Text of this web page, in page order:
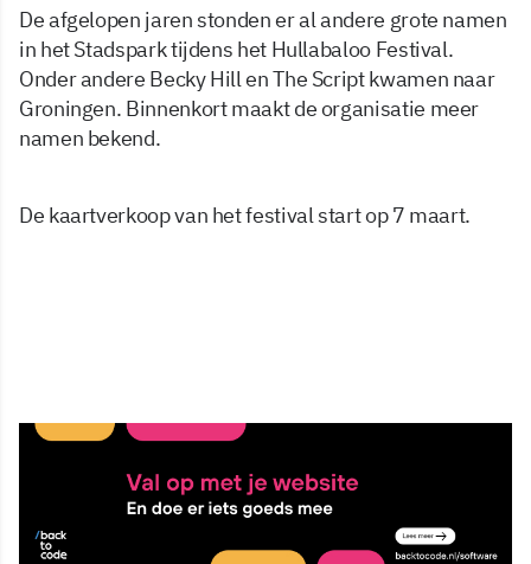
De afgelopen jaren stonden er al andere grote namen
in het Stadspark tijdens het Hullabaloo Festival.
Onder andere Becky Hill en The Script kwamen naar
Groningen. Binnenkort maakt de organisatie meer
namen bekend.
De kaartverkoop van het festival start op 7 maart.
3 mrt 2026, 15:33
Delen